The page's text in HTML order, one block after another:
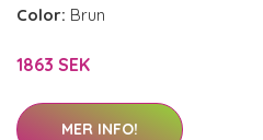
Color: Brun
1863 SEK
MER INFO!